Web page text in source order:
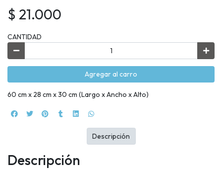
$ 21.000
CANTIDAD
Agregar al carro
60 cm x 28 cm x 30 cm (Largo x Ancho x Alto)
Descripción
Descripción